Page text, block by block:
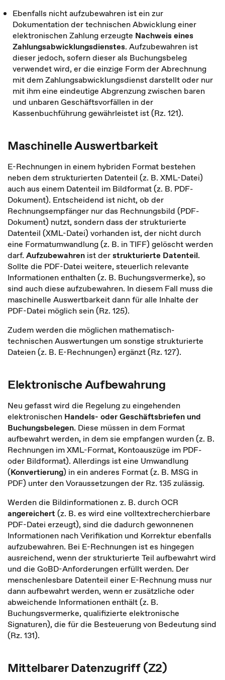
Ebenfalls nicht aufzubewahren ist ein zur
Dokumentation der technischen Abwicklung einer
elektronischen Zahlung erzeugte Nachweis eines
Zahlungsabwicklungsdienstes. Aufzubewahren ist
dieser jedoch, sofern dieser als Buchungsbeleg
verwendet wird, er die einzige Form der Abrechnung
mit dem Zahlungsabwicklungsdienst darstellt oder nur
mit ihm eine eindeutige Abgrenzung zwischen baren
und unbaren Geschäftsvorfällen in der
Kassenbuchführung gewährleistet ist (Rz. 121).
Maschinelle Auswertbarkeit
E-Rechnungen in einem hybriden Format bestehen
neben dem strukturierten Datenteil (z. B. XML-Datei)
auch aus einem Datenteil im Bildformat (z. B. PDF-
Dokument). Entscheidend ist nicht, ob der
Rechnungsempfänger nur das Rechnungsbild (PDF-
Dokument) nutzt, sondern dass der strukturierte
Datenteil (XML-Datei) vorhanden ist, der nicht durch
eine Formatumwandlung (z. B. in TIFF) gelöscht werden
darf. Aufzubewahren ist derstrukturierte Datenteil.
Sollte die PDF-Datei weitere, steuerlich relevante
Informationen enthalten (z. B. Buchungsvermerke), so
sind auch diese aufzubewahren. In diesem Fall muss die
maschinelle Auswertbarkeit dann für alle Inhalte der
PDF-Datei möglich sein (Rz. 125).
Zudem werden die möglichen mathematisch-
technischen Auswertungen um sonstige strukturierte
Dateien (z. B. E-Rechnungen) ergänzt (Rz. 127).
Elektronische Aufbewahrung
Neu gefasst wird die Regelung zu eingehenden
elektronischen Handels- oder Geschäftsbriefen und
Buchungsbelegen. Diese müssen in dem Format
aufbewahrt werden, in dem sie empfangen wurden (z. B.
Rechnungen im XML-Format, Kontoauszüge im PDF-
oder Bildformat). Allerdings ist eine Umwandlung
(Konvertierung) in ein anderes Format (z. B. MSG in
PDF) unter den Voraussetzungen der Rz. 135 zulässig.
Werden die Bildinformationen z. B. durch OCR
angereichert (z. B. es wird eine volltextrecherchierbare
PDF-Datei erzeugt), sind die dadurch gewonnenen
Informationen nach Verifikation und Korrektur ebenfalls
aufzubewahren. Bei E-Rechnungen ist es hingegen
ausreichend, wenn der strukturierte Teil aufbewahrt wird
und die GoBD-Anforderungen erfüllt werden. Der
menschenlesbare Datenteil einer E-Rechnung muss nur
dann aufbewahrt werden, wenn er zusätzliche oder
abweichende Informationen enthält (z. B.
Buchungsvermerke, qualifizierte elektronische
Signaturen), die für die Besteuerung von Bedeutung sind
(Rz. 131).
Mittelbarer Datenzugriff (Z2)